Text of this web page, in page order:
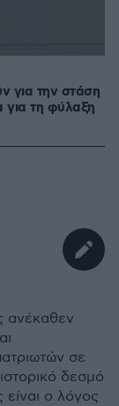
για την στάση
για τη φύλαξη
ανέκαθεν
σε
δεσμό
ο λόγος